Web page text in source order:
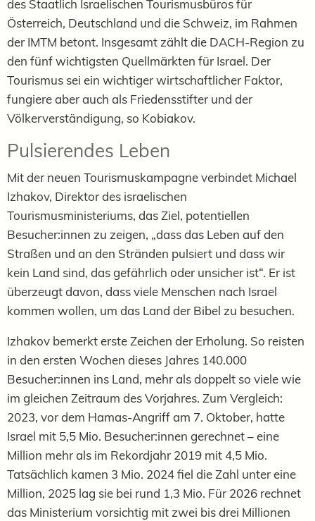
des Staatlich Israelischen Tourismusbüros für
Österreich, Deutschland und die Schweiz, im Rahmen
der IMTM betont. Insgesamt zählt die DACH-Region zu
den fünf wichtigsten Quellmärkten für Israel. Der
Tourismus sei ein wichtiger wirtschaftlicher Faktor,
fungiere aber auch als Friedensstifter und der
Völkerverständigung, so Kobiakov.
Pulsierendes Leben
Mit der neuen Tourismuskampagne verbindet Michael
Izhakov, Direktor des israelischen
Tourismusministeriums, das Ziel, potentiellen
Besucher:innen zu zeigen, „dass das Leben auf den
Straßen und an den Stränden pulsiert und dass wir
kein Land sind, das gefährlich oder unsicher ist“. Er ist
überzeugt davon, dass viele Menschen nach Israel
kommen wollen, um das Land der Bibel zu besuchen.
Izhakov bemerkt erste Zeichen der Erholung. So reisten
in den ersten Wochen dieses Jahres 140.000
Besucher:innen ins Land, mehr als doppelt so viele wie
im gleichen Zeitraum des Vorjahres. Zum Vergleich:
2023, vor dem Hamas-Angriff am 7. Oktober, hatte
Israel mit 5,5 Mio. Besucher:innen gerechnet – eine
Million mehr als im Rekordjahr 2019 mit 4,5 Mio.
Tatsächlich kamen 3 Mio. 2024 fiel die Zahl unter eine
Million, 2025 lag sie bei rund 1,3 Mio. Für 2026 rechnet
das Ministerium vorsichtig mit zwei bis drei Millionen